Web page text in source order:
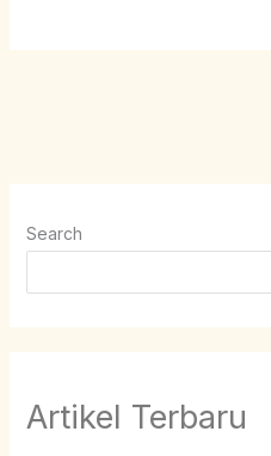
Search
Artikel Terbaru